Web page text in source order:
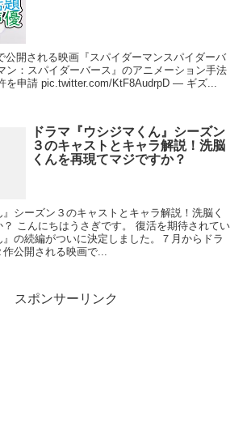
公開される映画『スパイダーマンスパイダーバ
ン：スパイダーバース』のアニメーション手法
を申請 pic.twitter.com/KtF8AudrpD — ギズ...
ドラマ『ウシジマくん』シーズン
３のキャストとキャラ解説！洗脳
くんを再現てマジですか？
シーズン３のキャストとキャラ解説！洗脳く
？ こんにちはうさぎです。 復活を期待されてい
の続編がついに決定しました。７月からドラ
公開される映画で...
スポンサーリンク